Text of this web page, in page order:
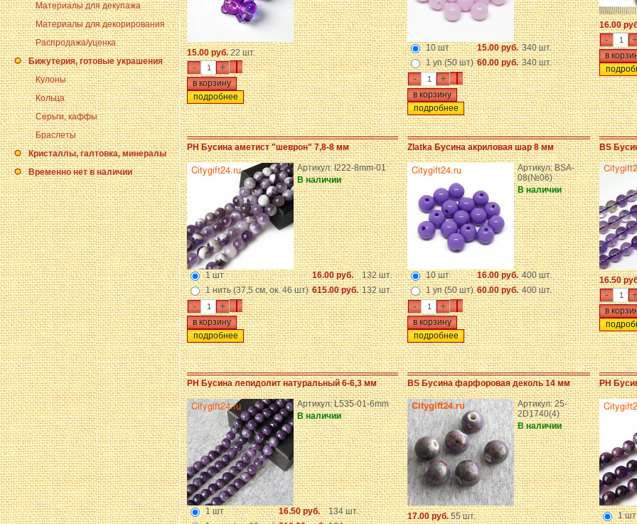
Материалы для декупажа
Материалы для декорирования
Распродажа/уценка
Бижутерия, готовые украшения
Кулоны
Кольца
Серьги, каффы
Браслеты
Кристаллы, галтовка, минералы
Временно нет в наличии
15.00 руб.22 шт.
- +
подробнее
10 шт 15.00 руб. 340 шт.
1 уп (50 шт) 60.00 руб. 340 шт.
- +
подробнее
16.00
-
PH Бусина аметист "шеврон" 7,8-8 мм
Артикул: I222-8mm-01
В наличии
1 шт 16.00 руб.
132 шт.
1 нить (37,5 см, ок. 46 шт) 615.00 руб. 132 шт.
- +
подробнее
Zlatka Бусина акриловая шар 8 мм
Артикул: BSA-
08(№06)
В наличии
10 шт 16.00 руб. 400 шт.
1 уп (50 шт) 60.00 руб. 400 шт.
- +
подробнее
BS
16.50
-
PH Бусина лепидолит натуральный 6-6,3 мм
Артикул: L535-01-6mm
В наличии
1 шт 16.50 руб.
134 шт.
BS Бусина фарфоровая деколь 14 мм
Артикул: 25-
2D1740(4)
В наличии
17.00 руб.55 шт.
PH
1 шт